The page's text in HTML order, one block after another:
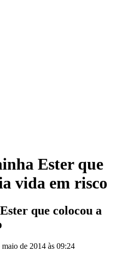
Ester que
vida em risco
que colocou a
maio de 2014 às 09:24